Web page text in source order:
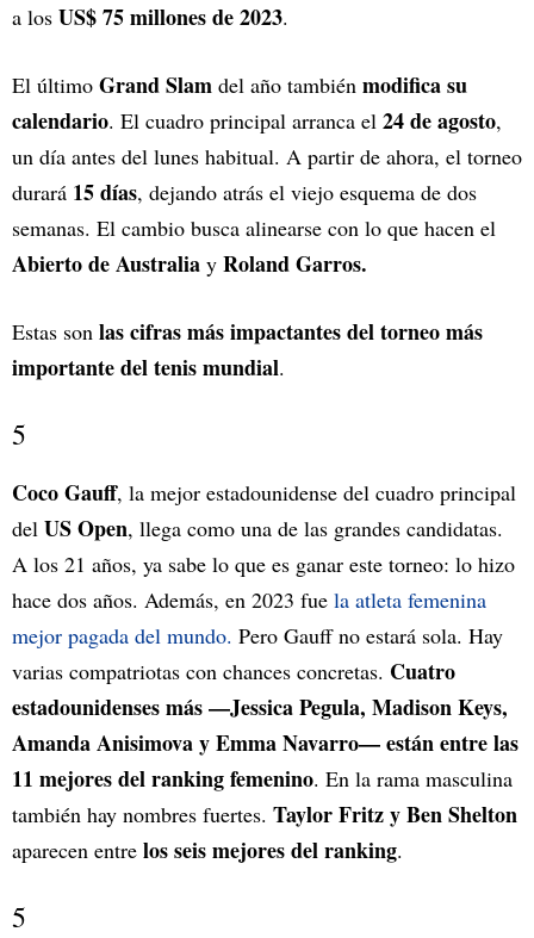
a los US$ 75 millones de 2023.
El último Grand Slam del año también modifica su
calendario. El cuadro principal arranca el 24 de agosto,
un día antes del lunes habitual. A partir de ahora, el torneo
durará 15 días, dejando atrás el viejo esquema de dos
semanas. El cambio busca alinearse con lo que hacen el
Abierto de Australia y Roland Garros.
Estas son las cifras más impactantes del torneo más
importante del tenis mundial.
5
Coco Gauff, la mejor estadounidense del cuadro principal
del US Open, llega como una de las grandes candidatas.
A los 21 años, ya sabe lo que es ganar este torneo: lo hizo
hace dos años. Además, en 2023 fue la atleta femenina
mejor pagada del mundo. Pero Gauff no estará sola. Hay
varias compatriotas con chances concretas. Cuatro
estadounidenses más —Jessica Pegula, Madison Keys,
Amanda Anisimova y Emma Navarro— están entre las
11 mejores del ranking femenino. En la rama masculina
también hay nombres fuertes. Taylor Fritz y Ben Shelton
aparecen entre los seis mejores del ranking.
5